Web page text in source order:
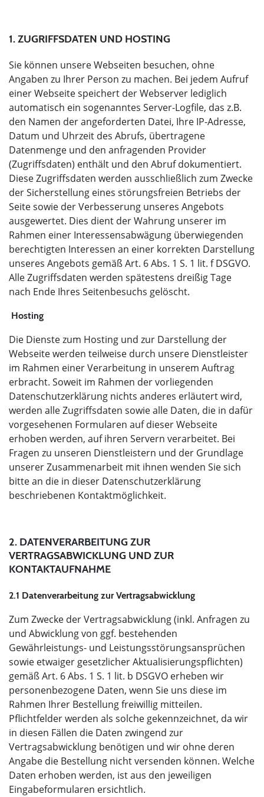
1. ZUGRIFFSDATEN UND HOSTING
Sie können unsere Webseiten besuchen, ohne
Angaben zu Ihrer Person zu machen. Bei jedem Aufruf
einer Webseite speichert der Webserver lediglich
automatisch ein sogenanntes Server-Logfile, das z.B.
den Namen der angeforderten Datei, Ihre IP-Adresse,
Datum und Uhrzeit des Abrufs, übertragene
Datenmenge und den anfragenden Provider
(Zugriffsdaten) enthält und den Abruf dokumentiert.
Diese Zugriffsdaten werden ausschließlich zum Zwecke
der Sicherstellung eines störungsfreien Betriebs der
Seite sowie der Verbesserung unseres Angebots
ausgewertet. Dies dient der Wahrung unserer im
Rahmen einer Interessensabwägung überwiegenden
berechtigten Interessen an einer korrekten Darstellung
unseres Angebots gemäß Art. 6 Abs. 1 S. 1 lit. f DSGVO.
Alle Zugriffsdaten werden spätestens dreißig Tage
nach Ende Ihres Seitenbesuchs gelöscht.
Hosting
Die Dienste zum Hosting und zur Darstellung der
Webseite werden teilweise durch unsere Dienstleister
im Rahmen einer Verarbeitung in unserem Auftrag
erbracht. Soweit im Rahmen der vorliegenden
Datenschutzerklärung nichts anderes erläutert wird,
werden alle Zugriffsdaten sowie alle Daten, die in dafür
vorgesehenen Formularen auf dieser Webseite
erhoben werden, auf ihren Servern verarbeitet. Bei
Fragen zu unseren Dienstleistern und der Grundlage
unserer Zusammenarbeit mit ihnen wenden Sie sich
bitte an die in dieser Datenschutzerklärung
beschriebenen Kontaktmöglichkeit.
2. DATENVERARBEITUNG ZUR
VERTRAGSABWICKLUNG UND ZUR
KONTAKTAUFNAHME
2.1 Datenverarbeitung zur Vertragsabwicklung
Zum Zwecke der Vertragsabwicklung (inkl. Anfragen zu
und Abwicklung von ggf. bestehenden
Gewährleistungs- und Leistungsstörungsansprüchen
sowie etwaiger gesetzlicher Aktualisierungspflichten)
gemäß Art. 6 Abs. 1 S. 1 lit. b DSGVO erheben wir
personenbezogene Daten, wenn Sie uns diese im
Rahmen Ihrer Bestellung freiwillig mitteilen.
Pflichtfelder werden als solche gekennzeichnet, da wir
in diesen Fällen die Daten zwingend zur
Vertragsabwicklung benötigen und wir ohne deren
Angabe die Bestellung nicht versenden können. Welche
Daten erhoben werden, ist aus den jeweiligen
Eingabeformularen ersichtlich.